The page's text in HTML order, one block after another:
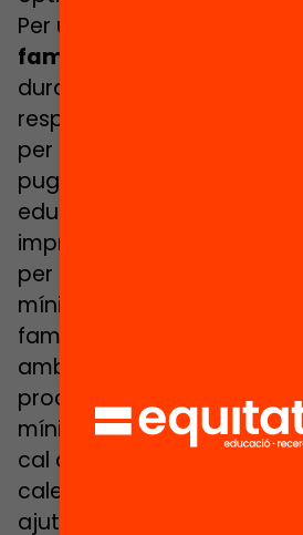
Per últim,
treballar un
famílies
durant el confinament.
responsabilitat de posar
per aconseguir que totes
puguin tenir accés a les
educatives de l’estiu. En
imprescindible que
per infant o jove que
mínimes d’activitat. Per
famílies més vulnerables
amb molta cura el públic
procuri el màxim esforç
mínim, al 60% d’aquest.
cal allargar i flexibilitzar les
calendari per demanar
ajuts. Per evitar la